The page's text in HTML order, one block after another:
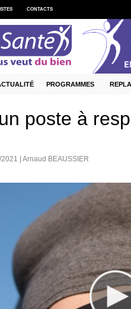
poste à
| Arnaud BEAUSSIER
CONTACTS
PROGRAMMES